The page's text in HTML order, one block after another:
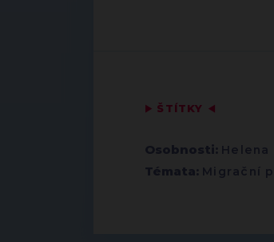
▶ ŠTÍTKY ◀
Osobnosti: Helena
Témata: Migrační